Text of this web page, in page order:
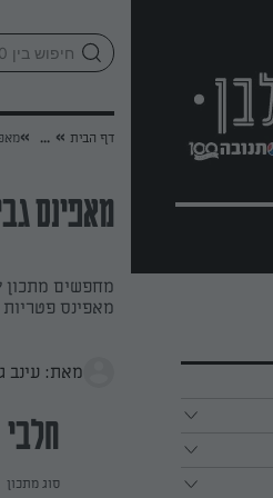
דף הבית »
...
»
מאפינס
מחפשים מתכון
מאפינס פטריות
מאת: עינב
חלבי
סוג מתכון